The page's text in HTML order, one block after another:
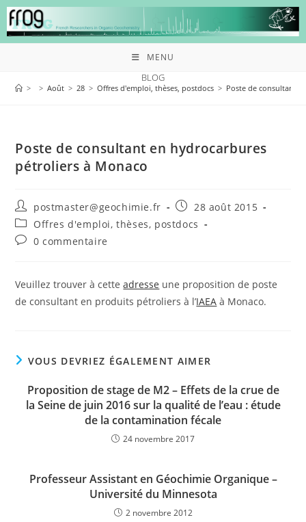
MENU
BLOG
> > Août > 28 > Offres d'emploi, thèses, postdocs > Poste de consultant
Poste de consultant en hydrocarbures
pétroliers à Monaco
postmaster@geochimie.fr
28 août 2015
Offres d'emploi, thèses, postdocs
0 commentaire
Veuillez trouver à cetteadresse une proposition de poste
de consultant en produits pétroliers à l’IAEA à Monaco.
VOUS DEVRIEZ ÉGALEMENT AIMER
Proposition de stage de M2 – Effets de la crue de
la Seine de juin 2016 sur la qualité de l’eau : étude
de la contamination fécale
24 novembre 2017
Professeur Assistant en Géochimie Organique –
Université du Minnesota
2 novembre 2012